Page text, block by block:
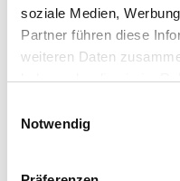
soziale Medien,
Partner führen diese
weiteren Daten
haben oder die sie im
Notwendig